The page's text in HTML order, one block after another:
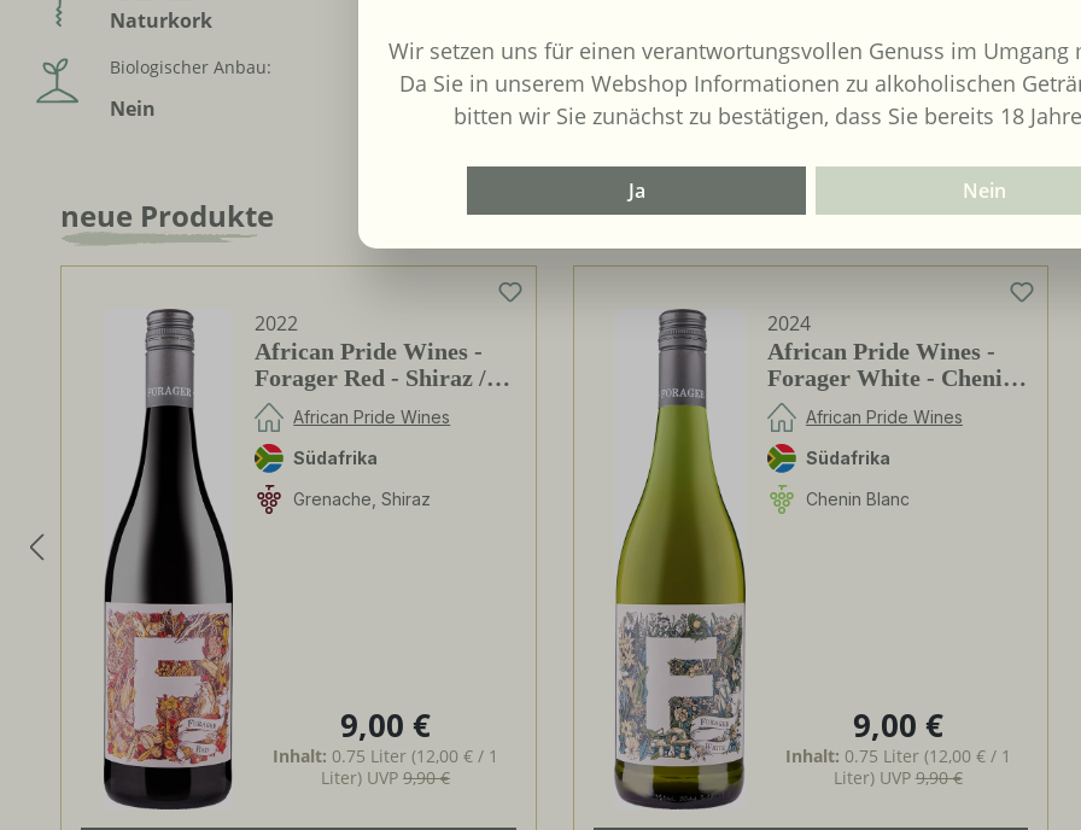
Naturkork
Biologischer Anbau:
Nein
Inverkehrbringer :
Weinkontor Freund
GmbH
Produktgalerie überspringen
neue Produkte
2022
African Pride Wines -
Forager Red - Shiraz /
Grenache
African Pride Wines
Südafrika
Grenache, Shiraz
Regulärer Preis:
9,00 €
Inhalt: 0.75 Liter (12,00 € / 1
Liter) UVP 9,90 €
2024
African Pride Wines -
Forager White - Chenin
Blanc / Grenache Blanc
African Pride Wines
Südafrika
Chenin Blanc
Regulärer Preis:
9,00 €
Inhalt: 0.75 Liter (12,00 € / 1
Liter) UVP9,90 €
Wir setzen uns für einen verantwortungsvollen Genuss im Umgang
Da Sie in unserem Webshop Informationen zu alkoholischen
bitten wir Sie zunächst zu bestätigen, dass Sie bereits 18
Ja Nein